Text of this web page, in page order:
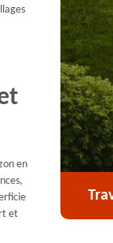
en
et